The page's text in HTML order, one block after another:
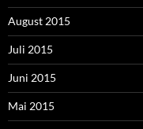
August 2015
Juli 2015
Juni 2015
Mai 2015